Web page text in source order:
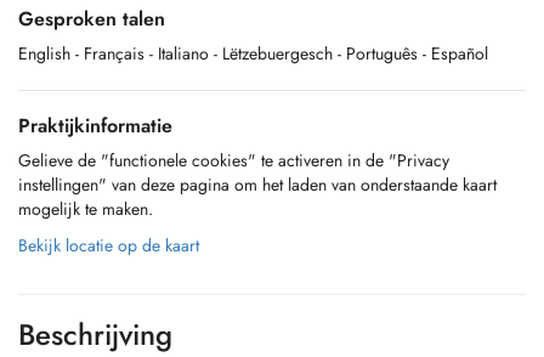
Gesproken talen
English - Français - Italiano - Lëtzebuergesch - Português - Español
Praktijkinformatie
Gelieve de "functionele cookies" te activeren in de "Privacy
instellingen" van deze pagina om het laden van onderstaande kaart
mogelijk te maken.
Bekijk locatie op de kaart
Beschrijving